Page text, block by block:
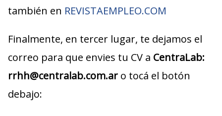
también en REVISTAEMPLEO.COM
Finalmente, en tercer lugar, te dejamos el
correo para que envies tu CV a CentraLab:
rrhh@centralab.com.ar o tocá el botón
debajo: